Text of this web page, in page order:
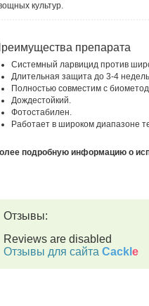
культур.
препарата
Системный ларвицид против
Длительная защита до 3-4
Полностью совместим с
Дождестойкий.
Фотостабилен.
Работает в широком диапазоне
подробную информацию о
Отзывы:
Reviews are disabled
Отзывы для сайта Cackl e